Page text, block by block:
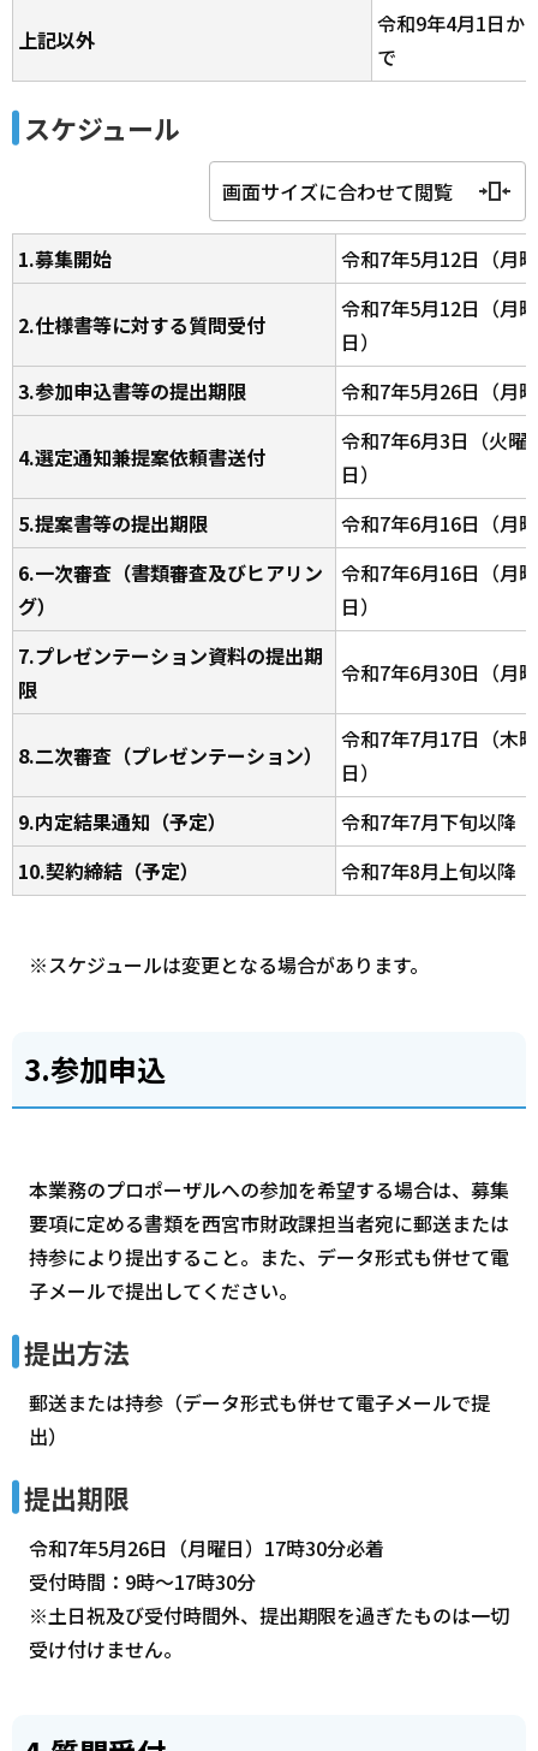
上記以外
令和9年4月1日か
で
スケジュール
画面サイズに合わせて閲覧
1.募集開始 令和7年5月12日（月
2.仕様書等に対する質問受付
令和7年5月12日（月
日）
3.参加申込書等の提出期限
令和7年5月26日（月
4.選定通知兼提案依頼書送付
令和7年6月3日（火曜
日）
5.提案書等の提出期限
令和7年6月16日（月
6.一次審査（書類審査及びヒアリン
グ）
令和7年6月16日（月
日）
7.プレゼンテーション資料の提出期
限
令和7年6月30日（月
8.二次審査（プレゼンテーション）
令和7年7月17日（木
日）
9.内定結果通知（予定）
令和7年7月下旬以降
10.契約締結（予定）
令和7年8月上旬以降
※スケジュールは変更となる場合があります。
3.参加申込
本業務のプロポーザルへの参加を希望する場合は、募集
要項に定める書類を西宮市財政課担当者宛に郵送または
持参により提出すること。また、データ形式も併せて電
子メールで提出してください。
提出方法
郵送または持参（データ形式も併せて電子メールで提
出）
提出期限
令和7年5月26日（月曜日）17時30分必着
受付時間：9時～17時30分
※土日祝及び受付時間外、提出期限を過ぎたものは一切
受け付けません。